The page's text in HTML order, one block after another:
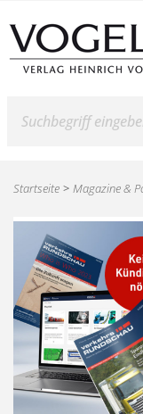
Startseite Magazine &